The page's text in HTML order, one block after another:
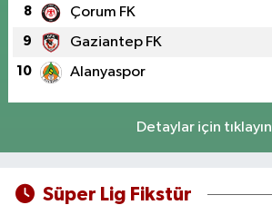
8 Çorum FK
9 Gaziantep FK
10 Alanyaspor
Detaylar için tıklayın
Süper Lig Fikstür